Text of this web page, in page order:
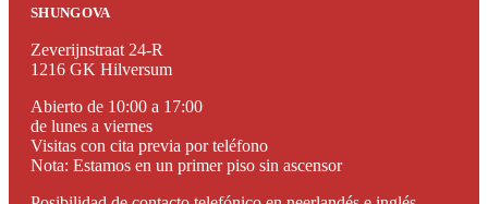
SHUNGOVA
Zeverijnstraat 24-R
1216 GK Hilversum
Abierto de 10:00 a 17:00
de lunes a viernes
Visitas con cita previa por teléfono
Nota: Estamos en un primer piso sin ascensor